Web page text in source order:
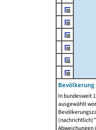
In bundesweit
ausgewählt
Abweichungen